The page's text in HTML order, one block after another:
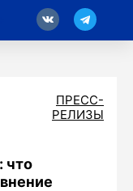
ПРЕСС-
РЕЛИЗЫ
что